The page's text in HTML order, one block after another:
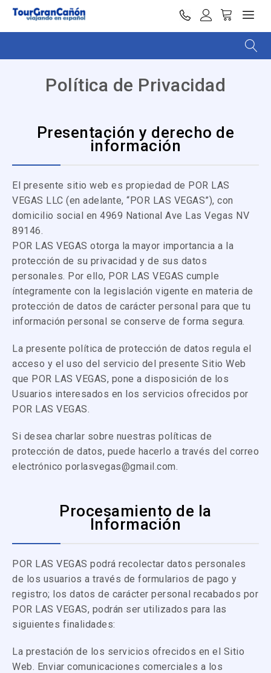
Política de Privacidad
Presentación y derecho de
información
El presente sitio web es propiedad de POR LAS
VEGAS LLC (en adelante, “POR LAS VEGAS”), con
domicilio social en 4969 National Ave Las Vegas NV
89146.
POR LAS VEGAS otorga la mayor importancia a la
protección de su privacidad y de sus datos
personales. Por ello, POR LAS VEGAS cumple
íntegramente con la legislación vigente en materia de
protección de datos de carácter personal para que tu
información personal se conserve de forma segura.
La presente política de protección de datos regula el
acceso y el uso del servicio del presente Sitio Web
que POR LAS VEGAS, pone a disposición de los
Usuarios interesados en los servicios ofrecidos por
POR LAS VEGAS.
Si desea charlar sobre nuestras políticas de
protección de datos, puede hacerlo a través del correo
electrónico porlasvegas@gmail.com.
Procesamiento de la
Información
POR LAS VEGAS podrá recolectar datos personales
de los usuarios a través de formularios de pago y
registro; los datos de carácter personal recabados por
POR LAS VEGAS, podrán ser utilizados para las
siguientes finalidades:
La prestación de los servicios ofrecidos en el Sitio
Web. Enviar comunicaciones comerciales a los